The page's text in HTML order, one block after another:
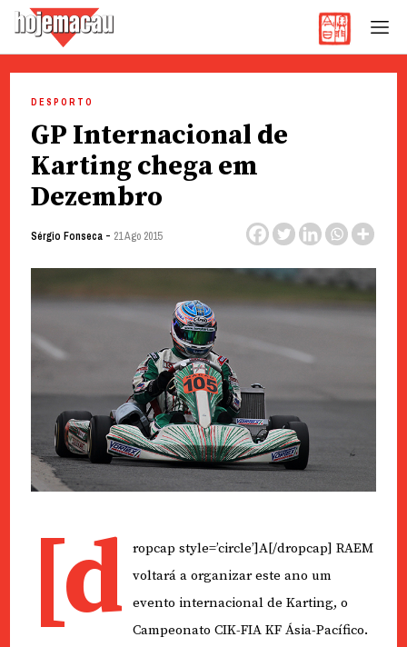
content
DESPORTO
GP Internacional de
Karting chega em
Dezembro
Sérgio Fonseca- 21 Ago 2015
[d
ropcap style=’circle’]A[/dropcap] RAEM
voltará a organizar este ano um
evento internacional de Karting, o
Campeonato CIK-FIA KF Ásia-Pacífico.